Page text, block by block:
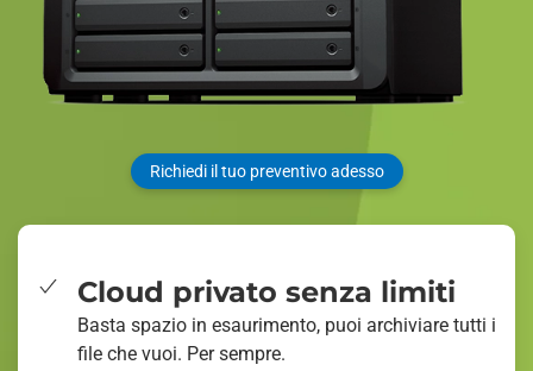
Richiedi il tuo preventivo adesso
Cloud privato senza limiti
Basta spazio in esaurimento, puoi archiviare tutti i
file che vuoi. Per sempre.